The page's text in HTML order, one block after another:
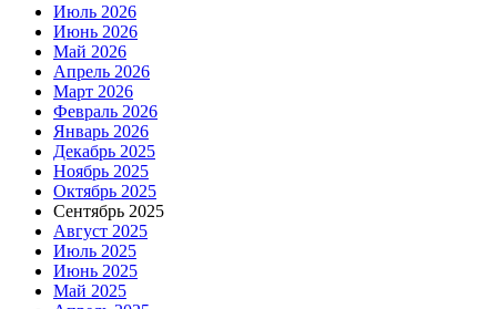
Июль 2026
Июнь 2026
Май 2026
Апрель 2026
Март 2026
Февраль 2026
Январь 2026
Декабрь 2025
Ноябрь 2025
Октябрь 2025
Сентябрь 2025
Август 2025
Июль 2025
Июнь 2025
Май 2025